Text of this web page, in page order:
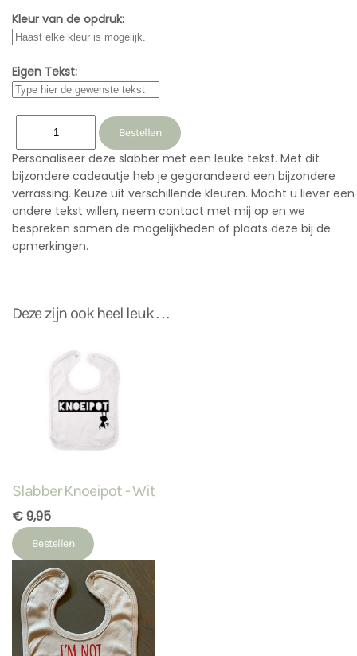
Kleur van de opdruk:
Eigen Tekst:
Personaliseer deze slabber met een leuke tekst. Met dit
bijzondere cadeautje heb je gegarandeerd een bijzondere
verrassing. Keuze uit verschillende kleuren. Mocht u liever een
andere tekst willen, neem contact met mij op en we
bespreken samen de mogelijkheden of plaats deze bij de
opmerkingen.
Deze zijn ook heel leuk . . .
Slabber Knoeipot - Wit
€ 9,95
Bestellen